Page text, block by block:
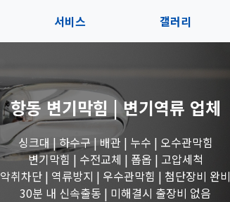
서비스
블로그
갤러리
수도꼭지 작업
세면대 작업
변기 작업
항동 변기막힘 | 변기역류 업체
싱크대 | 하수구 | 배관 | 누수 | 오수관막힘
변기막힘 | 수전교체 | 폽옵 | 고압세척
악취차단 | 역류방지 | 우수관막힘 | 첨단장비 완비
30분 내 신속출동 | 미해결시 출장비 없음